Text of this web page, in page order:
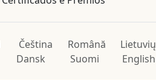
Čeština Română Lietuvių
Dansk Suomi English